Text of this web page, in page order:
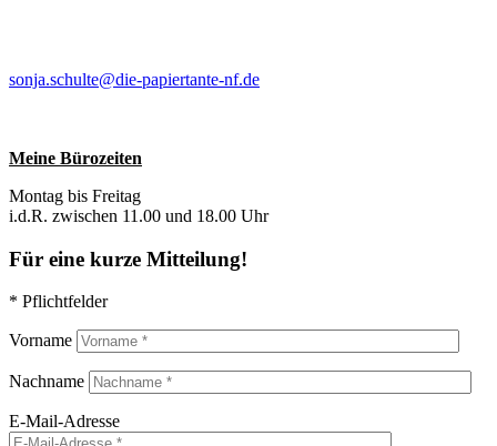
sonja.schulte@die-papiertante-nf.de
Meine Bürozeiten
Montag bis Freitag
i.d.R. zwischen 11.00 und 18.00 Uhr
Für eine kurze Mitteilung!
* Pflichtfelder
Vorname
Nachname
E-Mail-Adresse